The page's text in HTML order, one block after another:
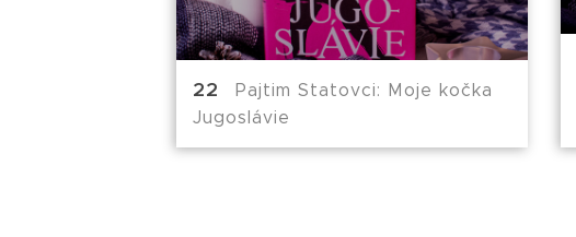
Pajtim Statovci: Moje kočka
Jugoslávie